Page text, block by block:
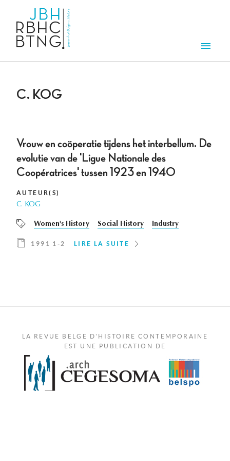
C. KOG
Vrouw en coöperatie tijdens het interbellum. De
evolutie van de 'Ligue Nationale des
Coopératrices' tussen 1923 en 1940
AUTEUR(S)
C. KOG
Women's History Social History Industry
1991 1-2 LIRE LA SUITE
LA REVUE BELGE D'HISTOIRE CONTEMPORAINE
EST UNE PUBLICATION DE